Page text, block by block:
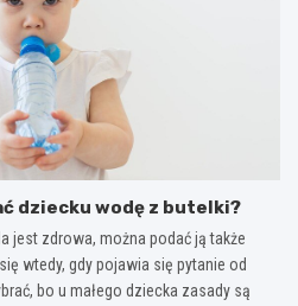
dziecku wodę z butelki?
jest zdrowa, można podać ją także
wtedy, gdy pojawia się pytanie od
bo u małego dziecka zasady są